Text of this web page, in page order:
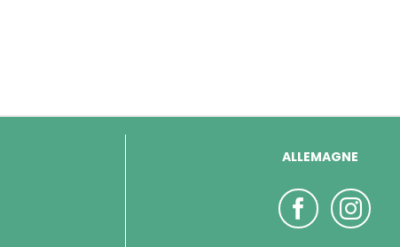
ALLEMAGNE